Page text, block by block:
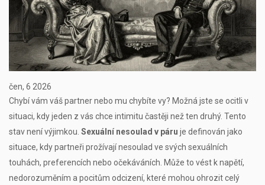
čen, 6 2026
Chybí vám váš partner nebo mu chybíte vy? Možná jste se ocitli v
situaci, kdy jeden z vás chce intimitu častěji než ten druhý. Tento
stav není výjimkou. Sexuální nesoulad v páru je definován jako
situace, kdy partneři prožívají nesoulad ve svých sexuálních
touhách, preferencích nebo očekáváních. Může to vést k napětí,
nedorozuměním a pocitům odcizení, které mohou ohrozit celý